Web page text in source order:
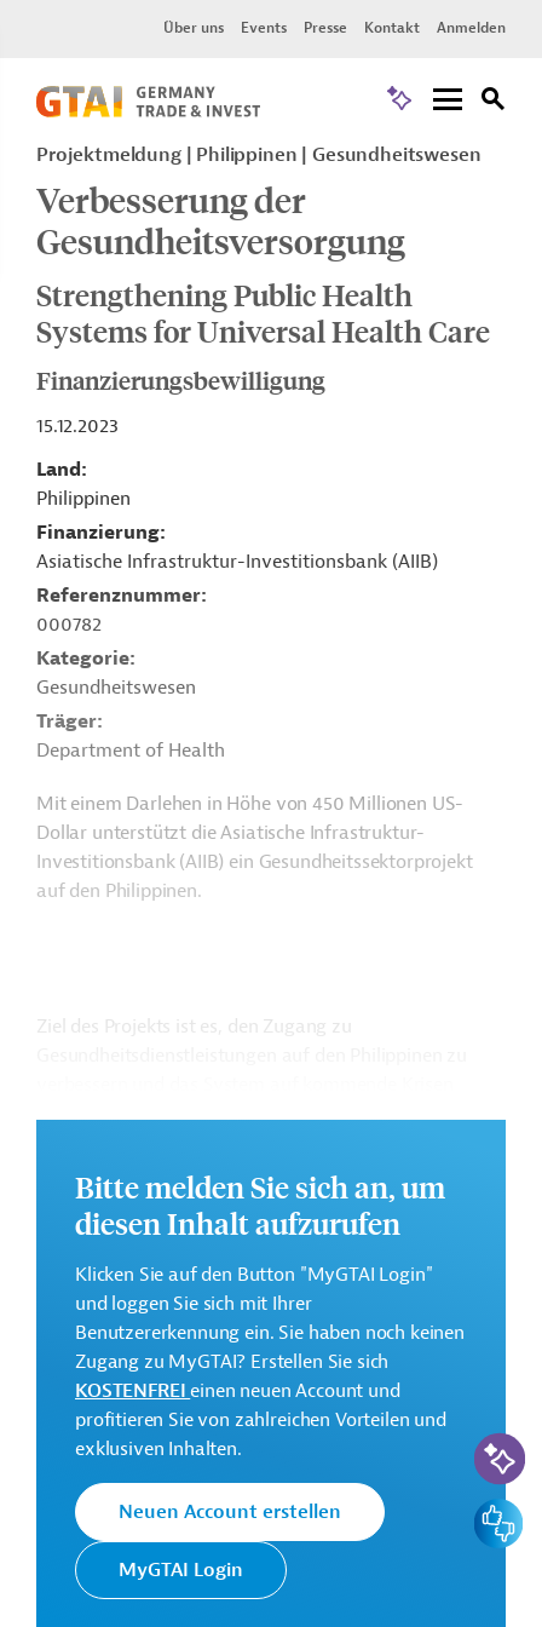
Über uns Events Presse Kontakt Anmelden
Projektmeldung Philippinen Gesundheitswesen
Verbesserung der
Gesundheitsversorgung
Strengthening Public Health
Systems for Universal Health Care
Finanzierungsbewilligung
15.12.2023
Land
Philippinen
Finanzierung
Asiatische Infrastruktur-Investitionsbank (AIIB)
Referenznummer
000782
Kategorie
Gesundheitswesen
Träger
Department of Health
Mit einem Darlehen in Höhe von 450 Millionen US-
Dollar unterstützt die Asiatische Infrastruktur-
Investitionsbank (AIIB) ein Gesundheitssektorprojekt
auf den Philippinen.
Ziel des Projekts ist es, den Zugang zu
vorzubereiten.
finden Sie auf der Webseite der AIIB
und im
Originaldokument, das zum Download bereitsteht.
Regularien und praktische Hinweise zur
Geschäftsanbahnung.
Gesamtkosten:
900 Millionen US-Dollar
Geberbeitrag:
450 Millionen US-Dollar (Darlehen)
Kontaktadressen
Bitte melden Sie sich an, um
diesen Inhalt aufzurufen
Klicken Sie auf den Button "MyGTAI Login"
und loggen Sie sich mit Ihrer
Benutzererkennung ein. Sie haben noch keinen
Zugang zu MyGTAI? Erstellen Sie sich
KOSTENFREIeinen neuen Account und
profitieren Sie von zahlreichen Vorteilen und
exklusiven Inhalten.
Neuen Account erstellen
MyGTAI Login
KI-